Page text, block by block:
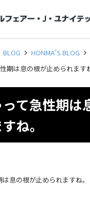
BLOG HONMA’S BLOG
期は息の根が止められます
て急性期は
ね。
息の根が止められますね。